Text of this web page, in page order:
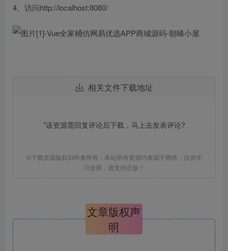
4、访问http://localhost:8080/
相关文件下载地址
*该资源需回复评论后下载，马上去发表评论?
©下载资源版权归作者所有；本站所有资源均来源于网络，仅供学
习使用，请支持正版！
文章版权声
明